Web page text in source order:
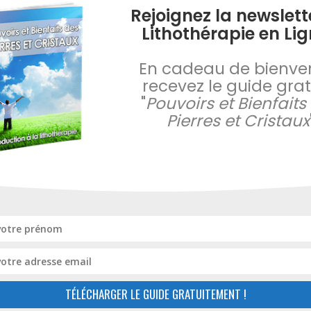
esprits, est un cadeau souvent offert lors des grands
surtout, laplus puissante des calcites. elle aide à gérer la
Rejoignez la
Lithothérapie en
En cadeau de
recevez le guide
"Pouvoirs et
Pierres et Cristaux
TÉLÉCHARGER LE GUIDE GRATUITEMENT !